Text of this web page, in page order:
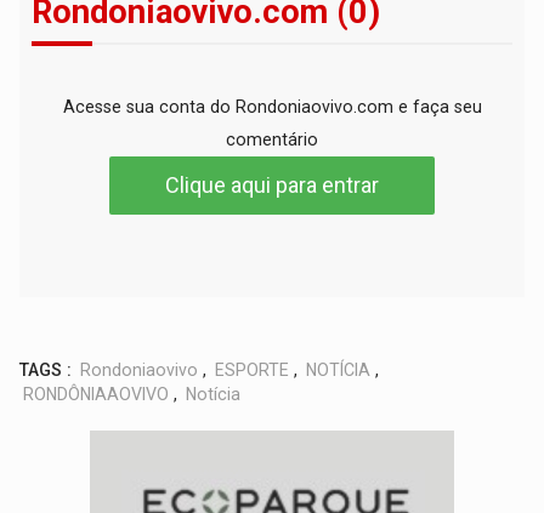
Rondoniaovivo.com (0)
Acesse sua conta do Rondoniaovivo.com e faça seu
comentário
Clique aqui para entrar
TAGS : Rondoniaovivo , ESPORTE , NOTÍCIA ,
RONDÔNIAAOVIVO , Notícia